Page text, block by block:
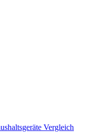
Vergleich